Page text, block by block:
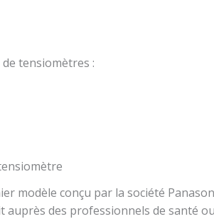
tensiomètres :
modèle conçu par la société
des professionnels de santé